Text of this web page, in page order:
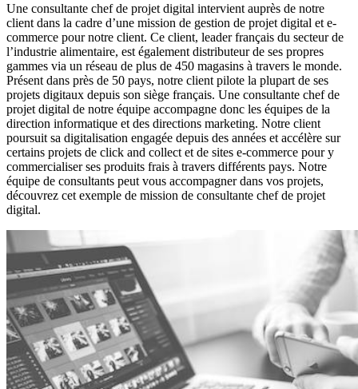
Une consultante chef de projet digital intervient auprès de notre
client dans la cadre d’une mission de gestion de projet digital et e-
commerce pour notre client. Ce client, leader français du secteur de
l’industrie alimentaire, est également distributeur de ses propres
gammes via un réseau de plus de 450 magasins à travers le monde.
Présent dans près de 50 pays, notre client pilote la plupart de ses
projets digitaux depuis son siège français. Une consultante chef de
projet digital de notre équipe accompagne donc les équipes de la
direction informatique et des directions marketing. Notre client
poursuit sa digitalisation engagée depuis des années et accélère sur
certains projets de click and collect et de sites e-commerce pour y
commercialiser ses produits frais à travers différents pays. Notre
équipe de consultants peut vous accompagner dans vos projets,
découvrez cet exemple de mission de consultante chef de projet
digital.